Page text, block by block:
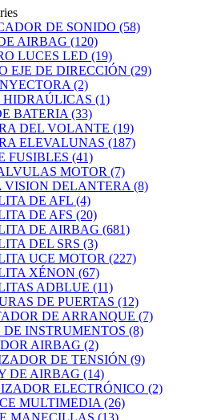
DE SONIDO (58)
AIRBAG (120)
LUCES LED (19)
EJE DE DIRECCIÓN (29)
(2)
HIDRAÚLICAS (1)
BATERIA (33)
DEL VOLANTE (19)
ELEVALUNAS (187)
FUSIBLES (41)
MOTOR (7)
VISION DELANTERA (8)
DE AFL (4)
DE AFS (20)
DE AIRBAG (681)
DEL SRS (3)
UCE MOTOR (227)
XÉNON (67)
ADBLUE (11)
DE PUERTAS (12)
DE ARRANQUE (7)
INSTRUMENTOS (8)
AIRBAG (2)
DE TENSIÓN (9)
DE AIRBAG (14)
ELECTRÓNICO (2)
MULTIMEDIA (26)
MANECILLAS (13)